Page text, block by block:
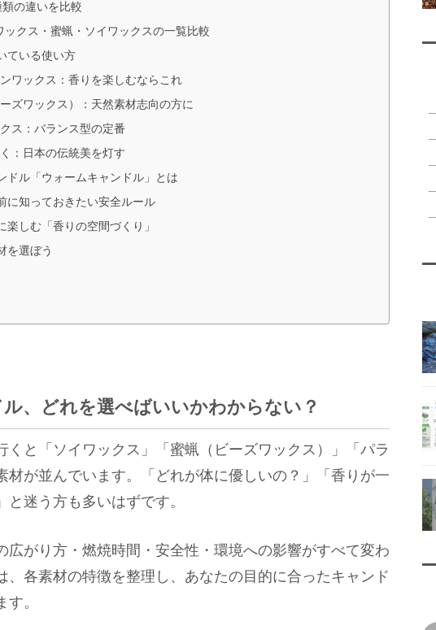
の違いを比較
ックス・蜜蝋・ソイワックスの一覧比較
ている使い方
ワックス：香りを楽しむならこれ
ズワックス）：天然素材志向の方に
ス：バランス型の定番
：日本の伝統美を灯す
ドル「ウォームキャンドル」とは
に知っておきたい安全ルール
楽しむ「香りの空間づくり」
を選ぼう
、どれを選べばいいかわからない？
くと「ソイワックス」「蜜蝋（ビーズワックス）」「パラ
材が並んでいます。「どれが体に優しいの？」「香りが一
迷う方も多いはずです。
広がり方・燃焼時間・安全性・環境への影響がすべて変わ
、各素材の特徴を整理し、あなたの目的に合ったキャンド
。